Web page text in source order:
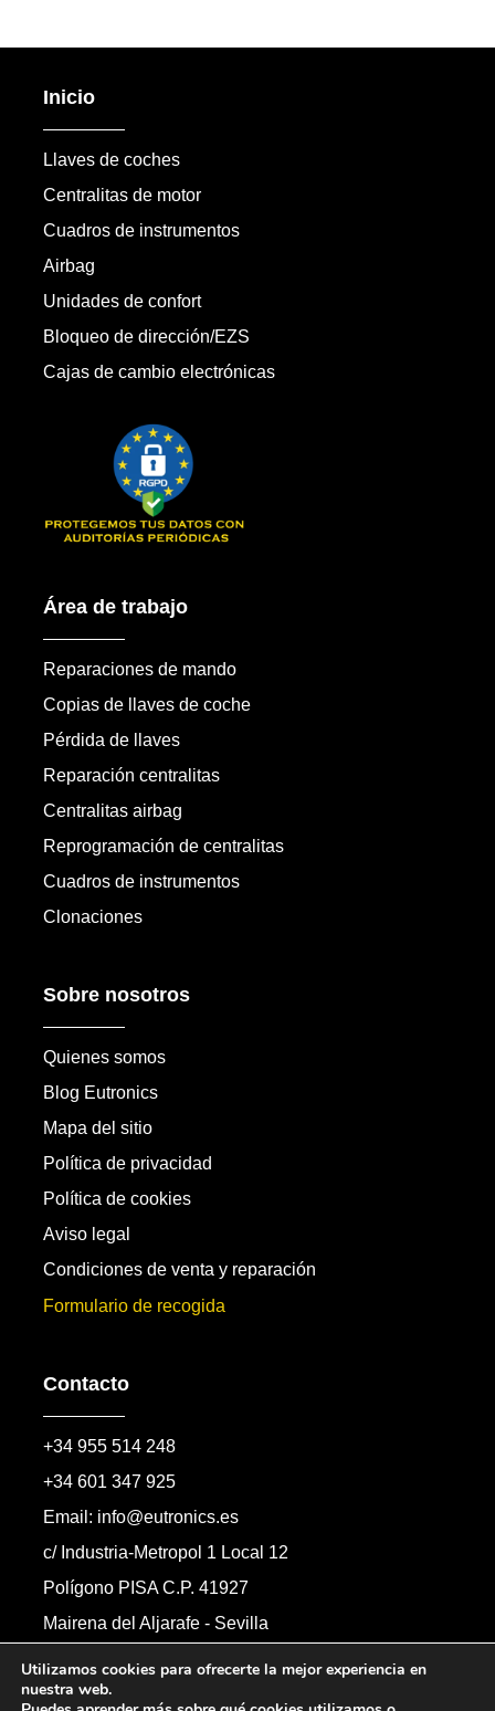
Inicio
Llaves de coches
Centralitas de motor
Cuadros de instrumentos
Airbag
Unidades de confort
Bloqueo de dirección/EZS
Cajas de cambio electrónicas
Área de trabajo
Reparaciones de mando
Copias de llaves de coche
Pérdida de llaves
Reparación centralitas
Centralitas airbag
Reprogramación de centralitas
Cuadros de instrumentos
Clonaciones
Sobre nosotros
Quienes somos
Blog Eutronics
Mapa del sitio
Política de privacidad
Política de cookies
Aviso legal
Condiciones de venta y reparación
Formulario de recogida
Contacto
+34 955 514 248
+34 601 347 925
Email: info@eutronics.es
c/ Industria-Metropol 1 Local 12
Polígono PISA C.P. 41927
Mairena del Aljarafe - Sevilla
Formulario de contacto
Utilizamos cookies para ofrecerte la mejor experiencia en
nuestra web.